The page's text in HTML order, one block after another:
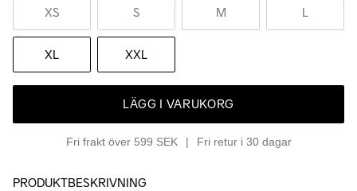
XS S M L
XL XXL
LÄGG I VARUKORG
Fri frakt över 599 SEK Fri retur i 30 dagar
PRODUKTBESKRIVNING